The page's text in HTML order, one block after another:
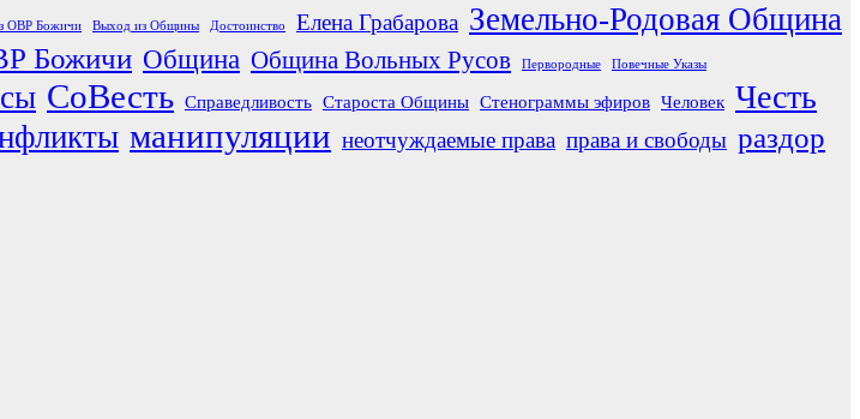
ОВР Божичи Выход из Общины Достоинство Елена Грабарова Земельно-Родовая Община
Божичи Община Община Вольных Русов Первородные Повечные Указы
СоВесть Справедливость Староста Общины Стенограммы эфиров Человек Честь
манипуляции неотчуждаемые права права и свободы раздор